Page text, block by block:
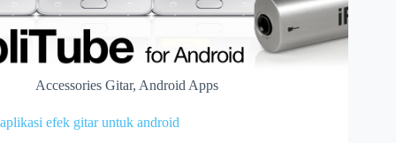
Accessories Gitar, Android Apps
aplikasi efek gitar untuk android